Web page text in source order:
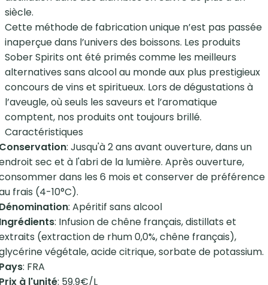
siècle.
Cette méthode de fabrication unique n’est pas passée
inaperçue dans l’univers des boissons. Les produits
Sober Spirits ont été primés comme les meilleurs
alternatives sans alcool au monde aux plus prestigieux
concours de vins et spiritueux. Lors de dégustations à
l’aveugle, où seuls les saveurs et l’aromatique
comptent, nos produits ont toujours brillé.
Caractéristiques
: Jusqu'à 2 ans avant ouverture, dans un
sec et à l'abri de la lumière. Après ouverture,
dans les 6 mois et conserver de préférence
frais (4-10°C).
: Apéritif sans alcool
: Infusion de chêne français, distillats et
(extraction de rhum 0,0%, chêne français),
végétale, acide citrique, sorbate de potassium.
: FRA
à l'unité: 59.9€/L